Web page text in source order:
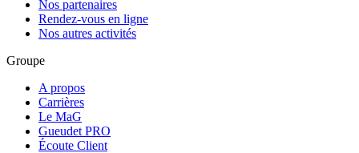
Nos partenaires
Rendez-vous en ligne
Nos autres activités
Groupe
A propos
Carrières
Le MaG
Gueudet PRO
Écoute Client